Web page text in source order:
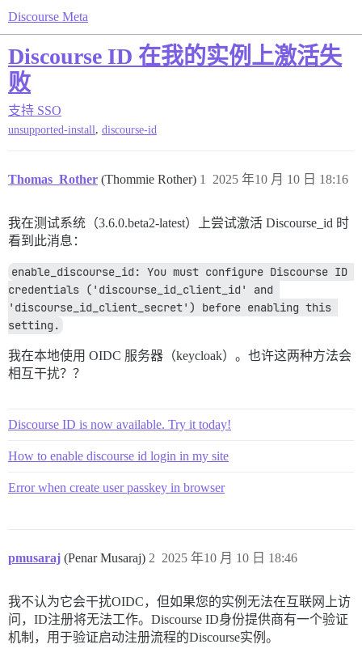
Discourse Meta
Discourse ID 在我的实例上激活失
败
支持 SSO
unsupported-install, discourse-id
Thomas_Rother (Thommie Rother) 2025 年10 月 10 日 18:16
1
我在测试系统（3.6.0.beta2-latest）上尝试激活 Discourse_id 时
看到此消息：
enable_discourse_id: You must configure Discourse ID
credentials ('discourse_id_client_id' and
'discourse_id_client_secret') before enabling this
setting.
我在本地使用 OIDC 服务器（keycloak）。也许这两种方法会
相互干扰？？
Discourse ID is now available. Try it today!
How to enable discourse id login in my site
Error when create user passkey in browser
pmusaraj (Penar Musaraj) 2025 年10 月 10 日 18:46
2
我不认为它会干扰OIDC，但如果您的实例无法在互联网上访
问，ID注册将无法工作。Discourse ID身份提供商有一个验证
机制，用于验证启动注册流程的Discourse实例。